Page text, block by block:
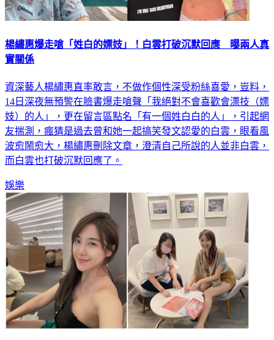
楊繡惠爆走嗆「姓白的嫖妓」！白雲打破沉默回應 曝兩人真
實關係
資深藝人楊繡惠直率敢言，不做作個性深受粉絲喜愛，豈料，
14日深夜無預警在臉書爆走嗆聲「我絕對不會喜歡會漂技（嫖
妓）的人」，更在留言區點名「有一個姓白白的人」，引起網
友揣測，瘋猜是過去曾和她一起搞笑發文認愛的白雲，眼看風
波愈鬧愈大，楊繡惠刪除文章，澄清自己所說的人並非白雲，
而白雲也打破沉默回應了。
娛樂